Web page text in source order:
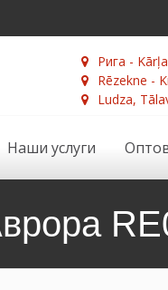
Рига -
Rēzekne -
Ludza,
Наши услуги